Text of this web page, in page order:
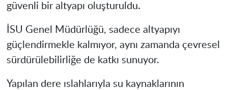
güvenli bir altyapı oluşturuldu.
İSU Genel Müdürlüğü, sadece altyapıyı
güçlendirmekle kalmıyor, aynı zamanda çevresel
sürdürülebilirliğe de katkı sunuyor.
Yapılan dere ıslahlarıyla su kaynaklarının